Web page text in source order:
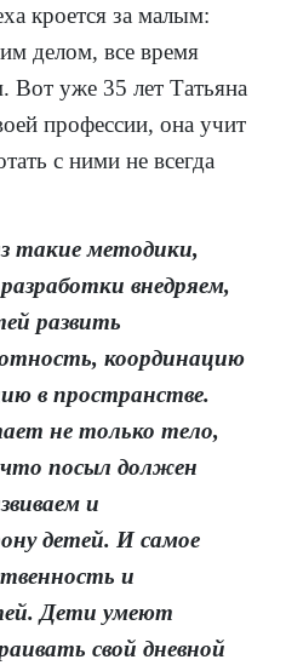
кроется за малым:
делом, все время
Вот уже 35 лет Татьяна
профессии, она учит
с ними не всегда
такие методики,
внедряем,
развить
координацию
в пространстве.
не только тело,
посыл должен
и
детей. И самое
и
Дети умеют
свой дневной